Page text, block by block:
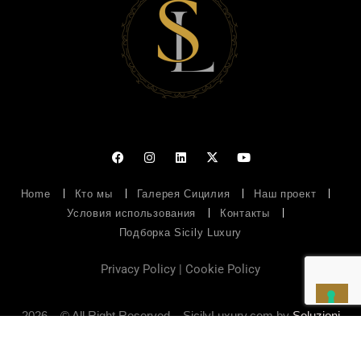
Home Кто мы Галерея Сицилия
Наш проект
Условия использования
Контакты
Подборка Sicily Luxury
Privacy Policy | Cookie Policy
2026 – © All Right Reserved – SicilyLuxury.com bySoluzioni